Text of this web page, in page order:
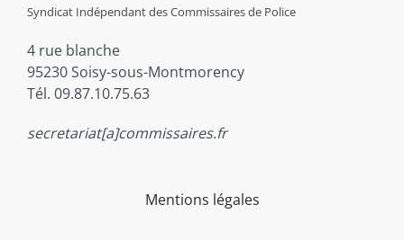
Syndicat Indépendant des Commissaires de Police
4 rue blanche
95230 Soisy-sous-Montmorency
Tél. 09.87.10.75.63
secretariat[a]commissaires.fr
Mentions légales